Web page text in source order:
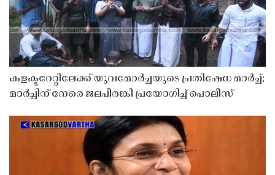
കളക്ടറേറ്റിലേക്ക് യുവമോർച്ചയുടെ പ്രതിഷേധ മാർച്ച്;
മാർച്ചിന് നേരെ ജലപീരങ്കി പ്രയോഗിച്ച് പൊലീസ്